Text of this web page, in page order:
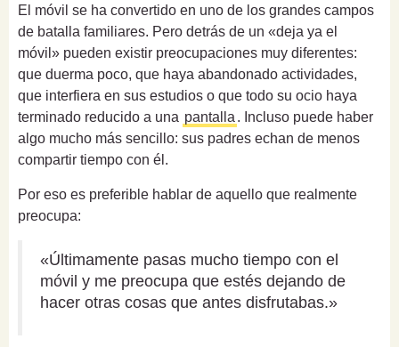
El móvil se ha convertido en uno de los grandes campos
de batalla familiares. Pero detrás de un «deja ya el
móvil» pueden existir preocupaciones muy diferentes:
que duerma poco, que haya abandonado actividades,
que interfiera en sus estudios o que todo su ocio haya
terminado reducido a una pantalla . Incluso puede haber
algo mucho más sencillo: sus padres echan de menos
compartir tiempo con él.
Por eso es preferible hablar de aquello que realmente
preocupa:
«Últimamente pasas mucho tiempo con el
móvil y me preocupa que estés dejando de
hacer otras cosas que antes disfrutabas.»